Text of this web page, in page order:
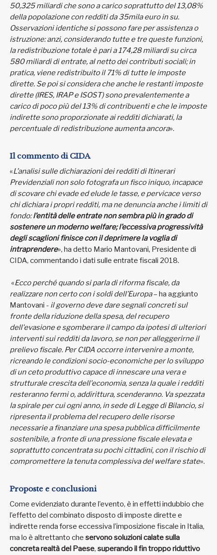
50,325 miliardi che sono a carico soprattutto del 13,08%
della popolazione con redditi da 35mila euro in su.
Osservazioni identiche si possono fare per assistenza o
istruzione: anzi, considerando tutte e tre queste funzioni,
la redistribuzione totale è pari a 174,28 miliardi su circa
580 miliardi di entrate, al netto dei contributi sociali; in
pratica, viene redistribuito il 71% di tutte le imposte
dirette. Se poi si considera che anche le restanti imposte
dirette (IRES, IRAP e ISOST) sono prevalentemente a
carico di poco più del 13% di contribuenti e che le imposte
indirette sono proporzionate ai redditi dichiarati, la
percentuale di redistribuzione aumenta ancora».
Il commento di CIDA
«L’analisi sulle dichiarazioni dei redditi di Itinerari
Previdenziali non solo fotografa un fisco iniquo, incapace
di scovare chi evade ed elude le tasse, e pervicace verso
chi dichiara i propri redditi, ma ne denuncia anche i limiti di
fondo:l’entità delle entrate non sembra più in grado di
sostenere un moderno welfare; l’eccessiva progressività
degli scaglioni finisce con il deprimere la voglia di
intraprendere», ha detto Mario Mantovani, Presidente di
CIDA, commentando i dati sulle entrate fiscali 2018.
«Ecco perché quando si parla di riforma fiscale, da
realizzare non certo con i soldi dell’Europa– ha aggiunto
Mantovani - il governo deve dare segnali concreti sul
fronte della riduzione della spesa, del recupero
dell'evasione e sgomberare il campo da ipotesi di ulteriori
interventi sui redditi da lavoro, se non per alleggerirne il
prelievo fiscale. Per CIDA occorre intervenire a monte,
ricreando le condizioni socio-economiche per lo sviluppo
di un ceto produttivo capace di innescare una vera e
strutturale crescita dell'economia, senza la quale i redditi
resteranno fermi o, addirittura, scenderanno. Va spezzata
la spirale per cui ogni anno, in sede di Legge di Bilancio, si
ripresenta il problema del recupero delle risorse
necessarie a finanziare una spesa pubblica difficilmente
sostenibile, a fronte di una pressione fiscale elevata e
soprattutto concentrata su pochi cittadini, con il rischio di
compromettere la tenuta complessiva del welfare state».
Proposte e conclusioni
Come evidenziato durante l’evento, è in effetti indubbio che
l’effetto del combinato disposto di imposte dirette e
indirette renda forse eccessiva l’imposizione fiscale in Italia,
ma lo è altrettanto che servono soluzioni calate sulla
concreta realtà del Paese, superando il fin troppo riduttivo